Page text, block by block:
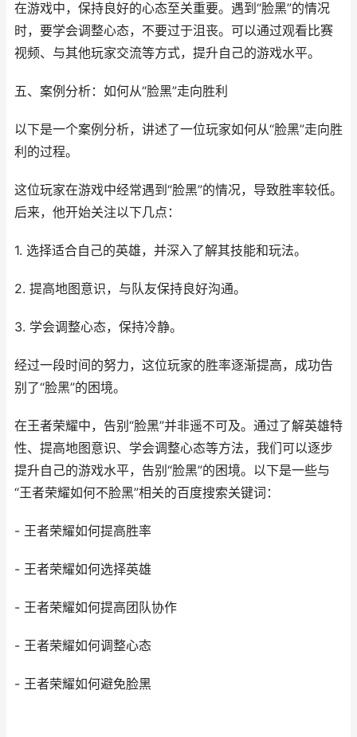
在游戏中，保持良好的心态至关重要。遇到“脸黑”的情况
时，要学会调整心态，不要过于沮丧。可以通过观看比赛
视频、与其他玩家交流等方式，提升自己的游戏水平。
五、案例分析：如何从“脸黑”走向胜利
以下是一个案例分析，讲述了一位玩家如何从“脸黑”走向胜
利的过程。
这位玩家在游戏中经常遇到“脸黑”的情况，导致胜率较低。
后来，他开始关注以下几点：
1. 选择适合自己的英雄，并深入了解其技能和玩法。
2. 提高地图意识，与队友保持良好沟通。
3. 学会调整心态，保持冷静。
经过一段时间的努力，这位玩家的胜率逐渐提高，成功告
别了“脸黑”的困境。
在王者荣耀中，告别“脸黑”并非遥不可及。通过了解英雄特
性、提高地图意识、学会调整心态等方法，我们可以逐步
提升自己的游戏水平，告别“脸黑”的困境。以下是一些与
“王者荣耀如何不脸黑”相关的百度搜索关键词：
- 王者荣耀如何提高胜率
- 王者荣耀如何选择英雄
- 王者荣耀如何提高团队协作
- 王者荣耀如何调整心态
- 王者荣耀如何避免脸黑